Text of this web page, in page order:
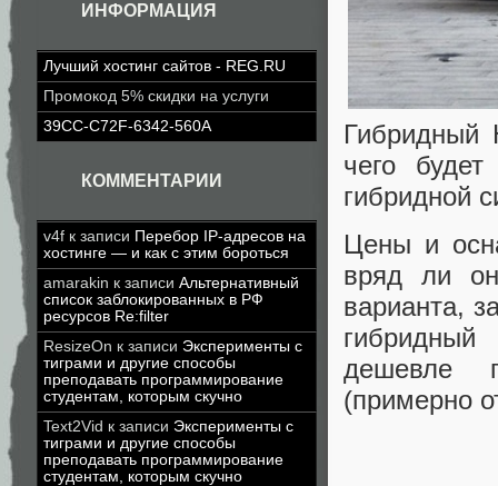
ИНФОРМАЦИЯ
Лучший хостинг сайтов - REG.RU
Промокод 5% скидки на услуги
39CC-C72F-6342-560A
КОММЕНТАРИИ
v4f к записи Перебор IP-адресов на
хостинге — и как с этим бороться
amarakin к записи Альтернативный
список заблокированных в РФ
ресурсов Re:filter
ResizeOn к записи Эксперименты с
тиграми и другие способы
преподавать программирование
студентам, которым скучно
Text2Vid к записи Эксперименты с
тиграми и другие способы
преподавать программирование
студентам, которым скучно
Гибридный
чего
гибридной
Цены и
вряд ли
варианта,
дешевле
(примерно